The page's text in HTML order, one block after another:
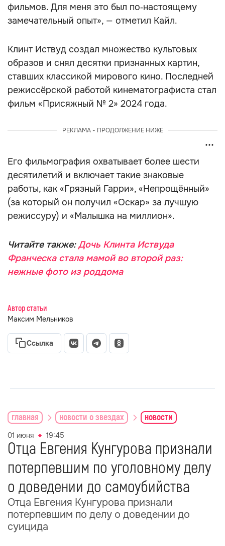
фильмов. Для меня это был по‑настоящему
замечательный опыт», — отметил Кайл.
Клинт Иствуд создал множество культовых
образов и снял десятки признанных картин,
ставших классикой мирового кино. Последней
режиссёрской работой кинематографиста стал
фильм «Присяжный № 2» 2024 года.
РЕКЛАМА - ПРОДОЛЖЕНИЕ НИЖЕ
Его фильмография охватывает более шести
десятилетий и включает такие знаковые
работы, как «Грязный Гарри», «Непрощённый»
(за который он получил «Оскар» за лучшую
режиссуру) и «Малышка на миллион».
Читайте также:Дочь Клинта Иствуда
Франческа стала мамой во второй раз:
нежные фото из роддома
Автор статьи
Максим Мельников
Ссылка
главная новости о звездах новости
01 июня 19:45
Отца Евгения Кунгурова признали
потерпевшим по уголовному делу
о доведении до самоубийства
Отца Евгения Кунгурова признали
потерпевшим по делу о доведении до
суицида